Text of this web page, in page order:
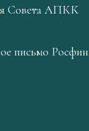
Совета АПКК
письмо